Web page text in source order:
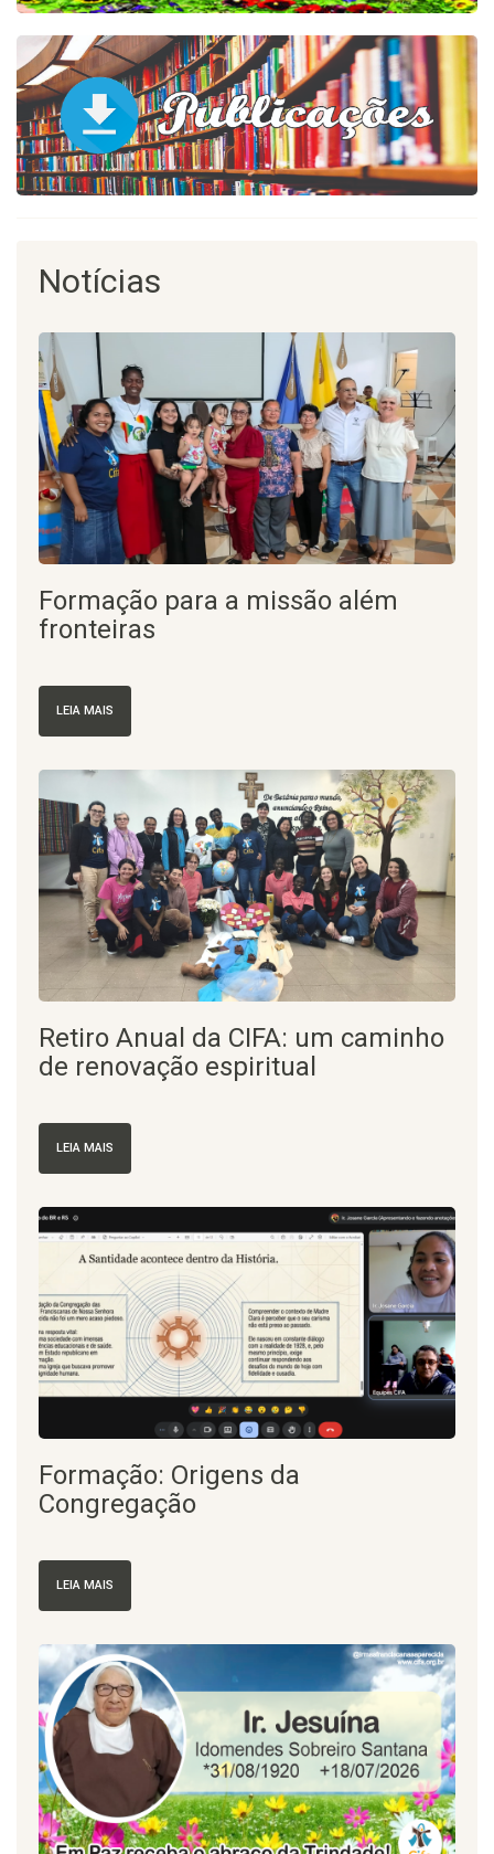
Notícias
Formação para a missão além
fronteiras
LEIA MAIS
Retiro Anual da CIFA: um caminho
de renovação espiritual
LEIA MAIS
Formação: Origens da
Congregação
LEIA MAIS